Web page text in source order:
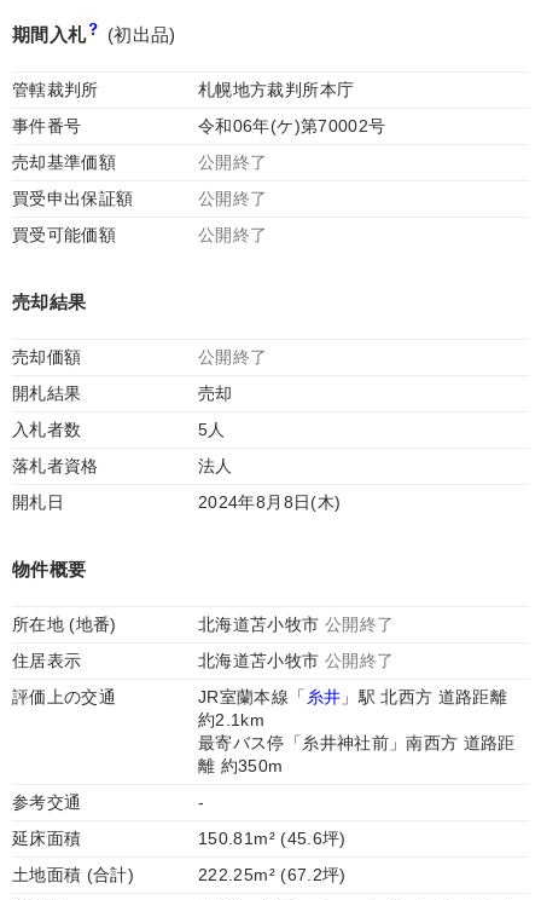
期間入札 (初出品)
管轄裁判所
札幌地方裁判所本庁
事件番号
令和06年(ケ)第70002号
売却基準価額
公開終了
買受申出保証額
公開終了
買受可能価額
公開終了
売却結果
売却価額
公開終了
開札結果
売却
入札者数
5人
落札者資格
法人
開札日
2024年8月8日(木)
物件概要
所在地 (地番) 北海道苫小牧市 公開終了
住居表示
北海道苫小牧市 公開終了
評価上の交通
JR室蘭本線「 糸井 」駅 北西方 道路距離
約2.1km
最寄バス停「糸井神社前」南西方 道路距
離 約350m
参考交通
-
延床面積
150.81m² (45.6坪)
土地面積 (合計)
222.25m² (67.2坪)